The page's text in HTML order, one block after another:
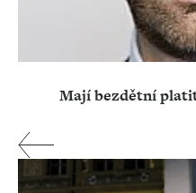
Mají bezdětní